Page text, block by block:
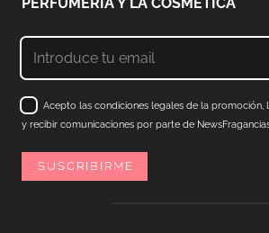
PERFUMERÍA Y LA COSMÉTICA
Acepto las condiciones legales de la promoción,
y recibir comunicaciones por parte de